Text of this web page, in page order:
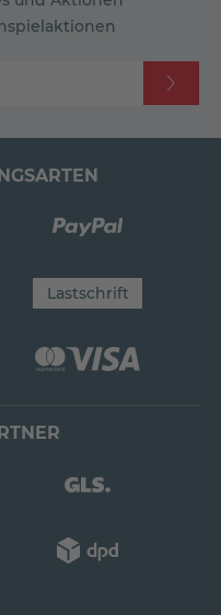
Lastschrift